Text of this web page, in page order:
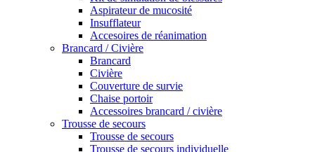
Aspirateur de mucosité
Insufflateur
Accesoires de réanimation
Brancard / Civière
Brancard
Civière
Couverture de survie
Chaise portoir
Accessoires brancard / civière
Trousse de secours
Trousse de secours
Trousse de secours individuelle